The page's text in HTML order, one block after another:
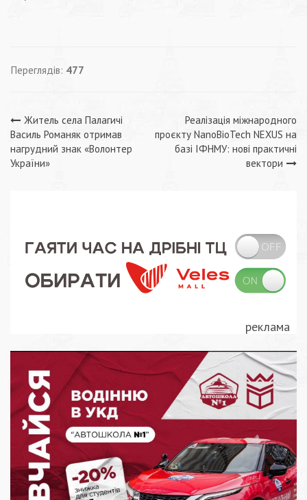
Переглядів: 477
Навігація
записів
Житель села Палагичі
Василь Романяк отримав
нагрудний знак «Волонтер
України»
Реалізація міжнародного
проєкту NanoBioTech NEXUS на
базі ІФНМУ: нові практичні
вектори